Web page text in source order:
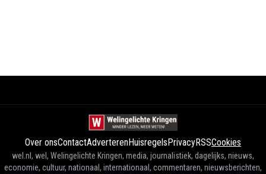
Over onsContactAdverterenHuisregels PrivacyRSSCookies
wel.nl, wel, Welingelichte Kringen, media, journalistiek, dagelijks, nieuws,
economie, cultuur, nationaal, internationaal, commentaren, nieuwsberichten,